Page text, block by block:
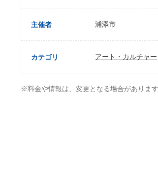
主催者 浦添市
カテゴリ アート・カルチャー
※料金や情報は、変更となる場合がありま